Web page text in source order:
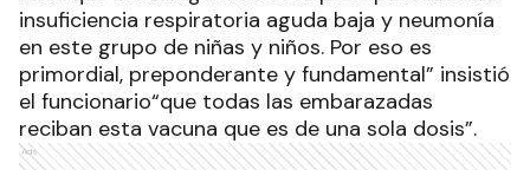
insuficiencia respiratoria aguda baja y neumonía
en este grupo de niñas y niños. Por eso es
primordial, preponderante y fundamental” insistió
el funcionario“que todas las embarazadas
reciban esta vacuna que es de una sola dosis”.
Ads